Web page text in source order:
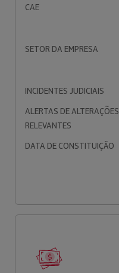
CAE
SETOR DA EMPRESA
INCIDENTES JUDICIAIS
ALERTAS DE ALTERAÇÕES
RELEVANTES
DATA DE CONSTITUIÇÃO